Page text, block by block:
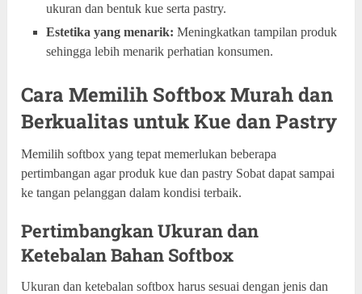
ukuran dan bentuk kue serta pastry.
Estetika yang menarik: Meningkatkan tampilan produk
sehingga lebih menarik perhatian konsumen.
Cara Memilih Softbox Murah dan
Berkualitas untuk Kue dan Pastry
Memilih softbox yang tepat memerlukan beberapa
pertimbangan agar produk kue dan pastry Sobat dapat sampai
ke tangan pelanggan dalam kondisi terbaik.
Pertimbangkan Ukuran dan
Ketebalan Bahan Softbox
Ukuran dan ketebalan softbox harus sesuai dengan jenis dan